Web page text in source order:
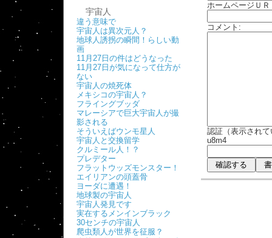
宇宙人
違う意味で
宇宙人は異次元人？
地球人誘拐の瞬間！らしい動
画
11月27日の件はどうなった
11月27日が気になって仕方が
ない
宇宙人の焼死体
メキシコの宇宙人？
フライングブッダ
マレーシアで巨大宇宙人が撮
影される
そういえばウンモ星人
宇宙人と交換留学
クルミール人！？
プレデター
フラットウッズモンスター！
エイリアンの頭蓋骨
ヨーダに遭遇！
地球製の宇宙人
宇宙人発見です
実在するメンインブラック
30センチの宇宙人
爬虫類人が世界を征服？
ホームページＵＲ
コメント:
認証（表示され
u8m4